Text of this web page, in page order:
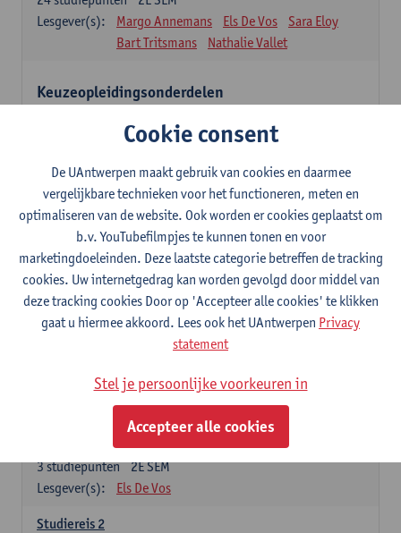
Lesgever(s):
Margo Annemans Els De Vos
Sara Eloy
Bart Tritsmans
Nathalie Vallet
Keuzeopleidingsonderdelen
Studenten kiezen voor 12 studiepunten één of meerdere
een andere masteropleiding van de UAntwerpen.
Studenten dienen hiervoor een goedkeuring aan te vragen via het
formulier 'aanvraag keuzeopleidingsonderdeel van een UA-
opleiding' (zie website Universiteit Antwerpen - Faculteiten -
Faculteit Ontwerpwetenschappen – Studeren en onderwijs >
formulieren).
Het ingevulde formulier moet, volgens de vermelde deadline op
het formulier, aan de studentenadministratie van de faculteit
Ontwerpwetenschappen bezorgd worden.
Lesgever(s):
Inge Somers Ann Coen
Glen D'haenens
Esther Vandamme
Summer School
2E SEM
3studiepunten
Lesgever(s):
Els De Vos
Studiereis 2
Cookie consent
De UAntwerpen maakt gebruik van cookies en daarmee
vergelijkbare technieken voor het functioneren, meten en
optimaliseren van de website. Ook worden er cookies geplaatst om
b.v. YouTubefilmpjes te kunnen tonen en voor
marketingdoeleinden. Deze laatste categorie betreffen de tracking
cookies. Uw internetgedrag kan worden gevolgd door middel van
deze tracking cookies Door op 'Accepteer alle cookies' te klikken
gaat u hiermee akkoord. Lees ook het UAntwerpen Privacy
statement
Stel je persoonlijke voorkeuren in
Accepteer alle cookies